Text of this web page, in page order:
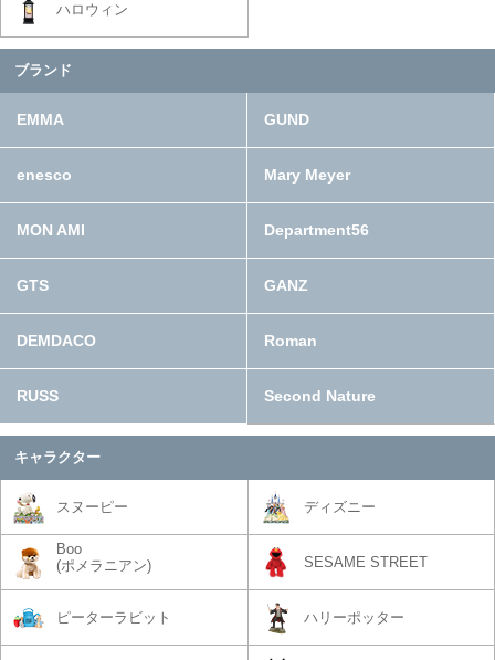
ハロウィン
ブランド
EMMA GUND
enesco Mary Meyer
MON AMI Department56
GTS GANZ
DEMDACO Roman
RUSS Second Nature
キャラクター
スヌーピー ディズニー
Boo
(ポメラニアン)
SESAME STREET
ピーターラビット ハリーポッター